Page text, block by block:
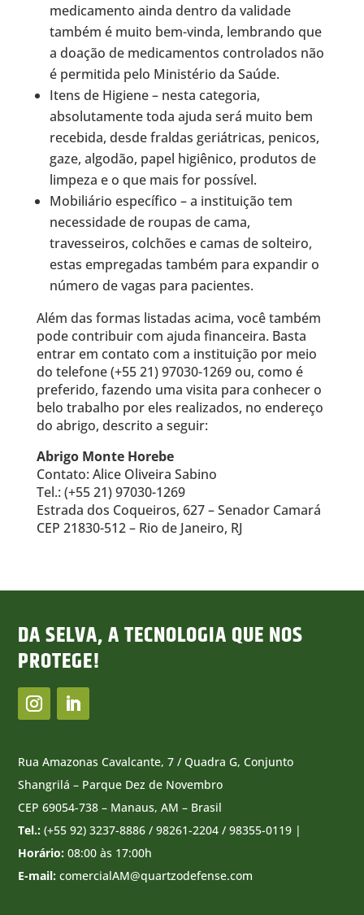
medicamento ainda dentro da validade
também é muito bem-vinda, lembrando que
a doação de medicamentos controlados não
é permitida pelo Ministério da Saúde.
Itens de Higiene – nesta categoria,
absolutamente toda ajuda será muito bem
recebida, desde fraldas geriátricas, penicos,
gaze, algodão, papel higiênico, produtos de
limpeza e o que mais for possível.
Mobiliário específico – a instituição tem
necessidade de roupas de cama,
travesseiros, colchões e camas de solteiro,
estas empregadas também para expandir o
número de vagas para pacientes.
Além das formas listadas acima, você também
pode contribuir com ajuda financeira. Basta
entrar em contato com a instituição por meio
do telefone (+55 21) 97030-1269 ou, como é
preferido, fazendo uma visita para conhecer o
belo trabalho por eles realizados, no endereço
do abrigo, descrito a seguir:
Abrigo Monte Horebe
Contato: Alice Oliveira Sabino
Tel.: (+55 21) 97030-1269
Estrada dos Coqueiros, 627 – Senador Camará
CEP 21830-512 – Rio de Janeiro, RJ
DA SELVA, A TECNOLOGIA QUE NOS
PROTEGE!
Rua Amazonas Cavalcante, 7 / Quadra G, Conjunto
Shangrilá – Parque Dez de Novembro
CEP 69054-738 – Manaus, AM – Brasil
Tel.: (+55 92) 3237-8886 / 98261-2204 / 98355-0119 |
Horário: 08:00 às 17:00h
E-mail: comercialAM@quartzodefense.com